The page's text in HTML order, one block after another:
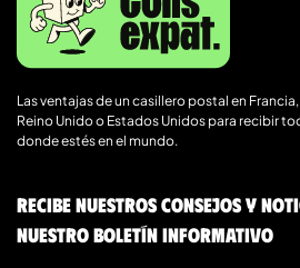
Las ventajas de un casillero postal en
Reino Unido o Estados Unidos para recibir
donde estés en el mundo.
Recibe nuestros consejos y
nuestro boletín informativo